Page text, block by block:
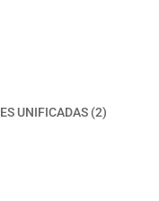
UNIFICADAS 22